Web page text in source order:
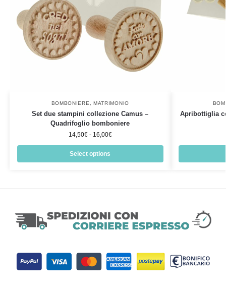
BOMBONIERE, MATRIMONIO
Set due stampini collezione Camus –
Quadrifoglio bomboniere
14,50€ - 16,00€
Select options
Apribottiglia